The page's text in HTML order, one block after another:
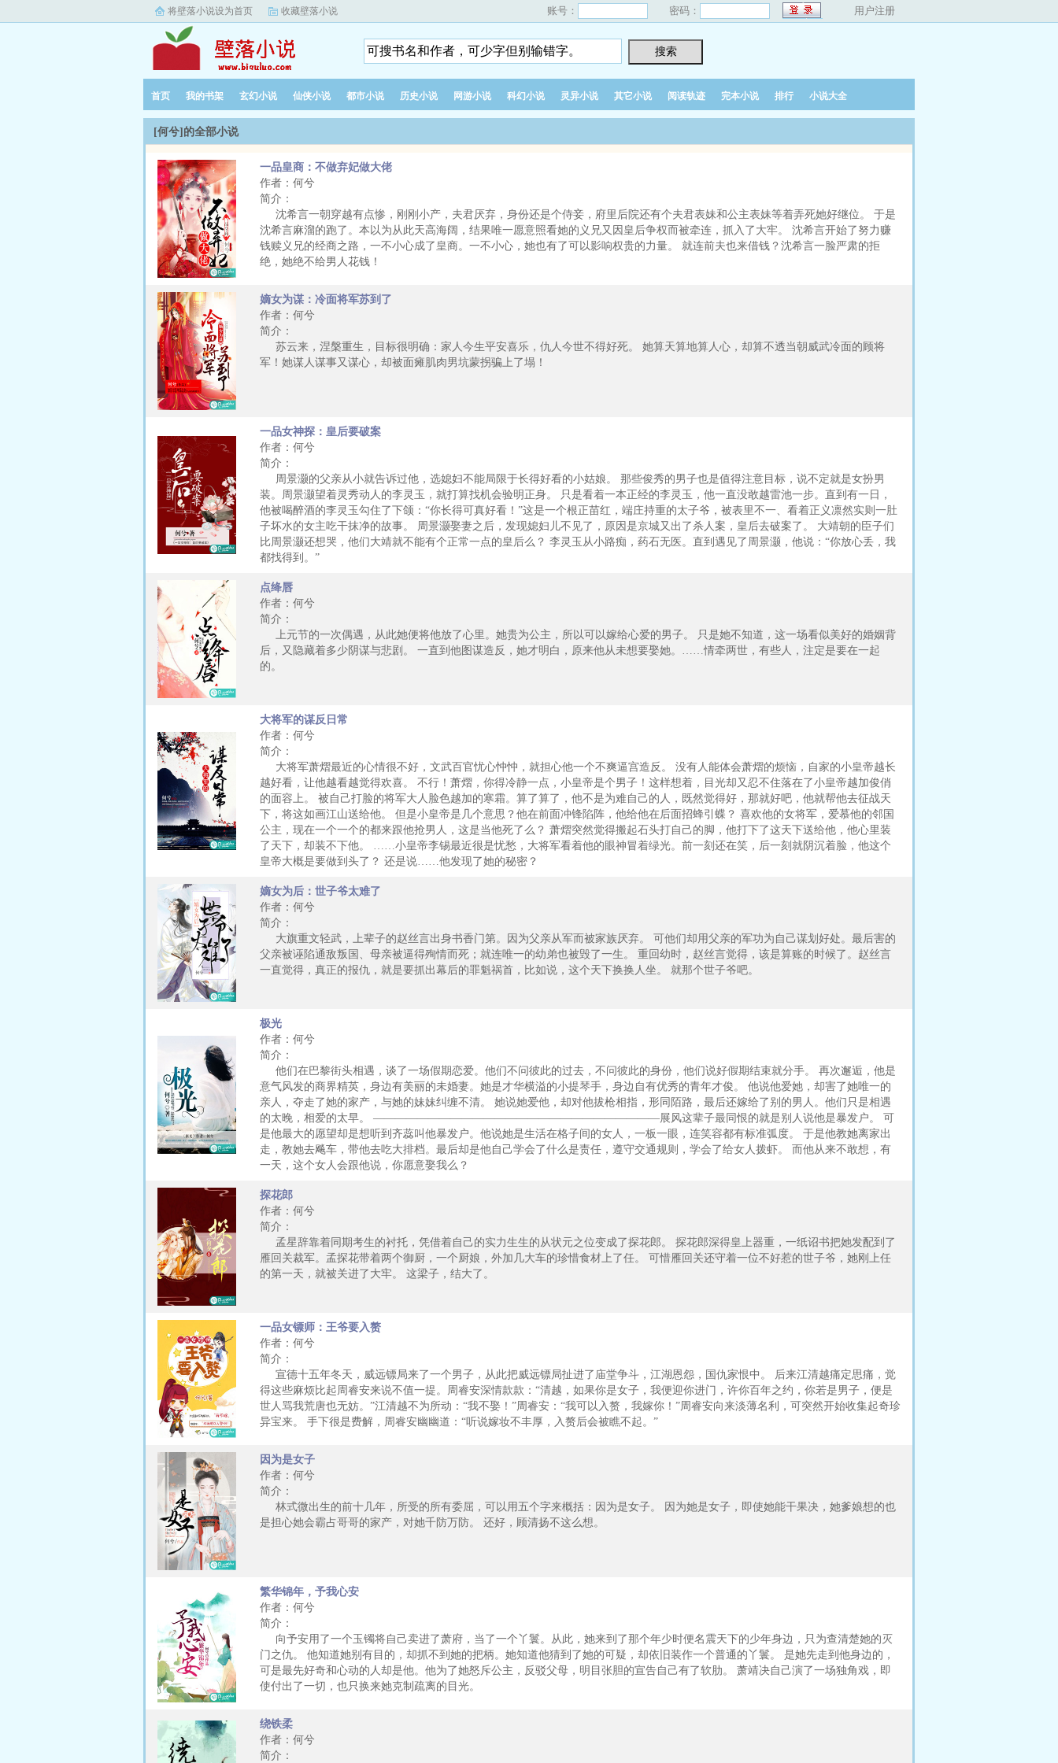
将壁落小说设为首页 收藏壁落小说 账号： 密码： 用户注册
首页 我的书架 玄幻小说 仙侠小说 都市小说 历史小说 网游小说 科幻小说 灵异小说 其它小说 阅读轨迹 完本小说 排行 小说大全
[何兮]的全部小说
一品皇商：不做弃妃做大佬
作者：何兮
简介：
沈希言一朝穿越有点惨，刚刚小产，夫君厌弃，身份还是个侍妾，府里后院还有个夫君表妹和公主表妹等着弄死她好继位。 于是
沈希言麻溜的跑了。本以为从此天高海阔，结果唯一愿意照看她的义兄又因皇后争权而被牵连，抓入了大牢。 沈希言开始了努力赚
钱赎义兄的经商之路，一不小心成了皇商。一不小心，她也有了可以影响权贵的力量。 就连前夫也来借钱？沈希言一脸严肃的拒
绝，她绝不给男人花钱！
嫡女为谋：冷面将军苏到了
作者：何兮
简介：
苏云来，涅槃重生，目标很明确：家人今生平安喜乐，仇人今世不得好死。 她算天算地算人心，却算不透当朝威武冷面的顾将
军！她谋人谋事又谋心，却被面瘫肌肉男坑蒙拐骗上了塌！
一品女神探：皇后要破案
作者：何兮
简介：
周景灏的父亲从小就告诉过他，选媳妇不能局限于长得好看的小姑娘。 那些俊秀的男子也是值得注意目标，说不定就是女扮男
装。周景灏望着灵秀动人的李灵玉，就打算找机会验明正身。 只是看着一本正经的李灵玉，他一直没敢越雷池一步。直到有一日，
他被喝醉酒的李灵玉勾住了下颌：“你长得可真好看！”这是一个根正苗红，端庄持重的太子爷，被表里不一、看着正义凛然实则一肚
子坏水的女主吃干抹净的故事。 周景灏娶妻之后，发现媳妇儿不见了，原因是京城又出了杀人案，皇后去破案了。 大靖朝的臣子们
比周景灏还想哭，他们大靖就不能有个正常一点的皇后么？ 李灵玉从小路痴，药石无医。直到遇见了周景灏，他说：“你放心丢，我
都找得到。”
点绛唇
作者：何兮
简介：
上元节的一次偶遇，从此她便将他放了心里。她贵为公主，所以可以嫁给心爱的男子。 只是她不知道，这一场看似美好的婚姻背
后，又隐藏着多少阴谋与悲剧。 一直到他图谋造反，她才明白，原来他从未想要娶她。……情牵两世，有些人，注定是要在一起
的。
大将军的谋反日常
作者：何兮
简介：
大将军萧熠最近的心情很不好，文武百官忧心忡忡，就担心他一个不爽逼宫造反。 没有人能体会萧熠的烦恼，自家的小皇帝越长
越好看，让他越看越觉得欢喜。 不行！萧熠，你得冷静一点，小皇帝是个男子！这样想着，目光却又忍不住落在了小皇帝越加俊俏
的面容上。 被自己打脸的将军大人脸色越加的寒霜。算了算了，他不是为难自己的人，既然觉得好，那就好吧，他就帮他去征战天
下，将这如画江山送给他。 但是小皇帝是几个意思？他在前面冲锋陷阵，他给他在后面招蜂引蝶？ 喜欢他的女将军，爱慕他的邻国
公主，现在一个一个的都来跟他抢男人，这是当他死了么？ 萧熠突然觉得搬起石头打自己的脚，他打下了这天下送给他，他心里装
了天下，却装不下他。 ……小皇帝李锡最近很是忧愁，大将军看着他的眼神冒着绿光。前一刻还在笑，后一刻就阴沉着脸，他这个
皇帝大概是要做到头了？ 还是说……他发现了她的秘密？
嫡女为后：世子爷太难了
作者：何兮
简介：
大旗重文轻武，上辈子的赵丝言出身书香门第。因为父亲从军而被家族厌弃。 可他们却用父亲的军功为自己谋划好处。最后害的
父亲被诬陷通敌叛国、母亲被逼得殉情而死；就连唯一的幼弟也被毁了一生。 重回幼时，赵丝言觉得，该是算账的时候了。赵丝言
一直觉得，真正的报仇，就是要抓出幕后的罪魁祸首，比如说，这个天下换换人坐。 就那个世子爷吧。
极光
作者：何兮
简介：
他们在巴黎街头相遇，谈了一场假期恋爱。他们不问彼此的过去，不问彼此的身份，他们说好假期结束就分手。 再次邂逅，他是
意气风发的商界精英，身边有美丽的未婚妻。她是才华横溢的小提琴手，身边自有优秀的青年才俊。 他说他爱她，却害了她唯一的
亲人，夺走了她的家产，与她的妹妹纠缠不清。 她说她爱他，却对他拔枪相指，形同陌路，最后还嫁给了别的男人。他们只是相遇
的太晚，相爱的太早。 ——————————————————————————展风这辈子最同恨的就是别人说他是暴发户。 可
是他最大的愿望却是想听到齐蕊叫他暴发户。他说她是生活在格子间的女人，一板一眼，连笑容都有标准弧度。 于是他教她离家出
走，教她去飚车，带他去吃大排档。最后却是他自己学会了什么是责任，遵守交通规则，学会了给女人拨虾。 而他从来不敢想，有
一天，这个女人会跟他说，你愿意娶我么？
探花郎
作者：何兮
简介：
孟星辞靠着同期考生的衬托，凭借着自己的实力生生的从状元之位变成了探花郎。 探花郎深得皇上器重，一纸诏书把她发配到了
雁回关裁军。孟探花带着两个御厨，一个厨娘，外加几大车的珍惜食材上了任。 可惜雁回关还守着一位不好惹的世子爷，她刚上任
的第一天，就被关进了大牢。 这梁子，结大了。
一品女镖师：王爷要入赘
作者：何兮
简介：
宣德十五年冬天，威远镖局来了一个男子，从此把威远镖局扯进了庙堂争斗，江湖恩怨，国仇家恨中。 后来江清越痛定思痛，觉
得这些麻烦比起周睿安来说不值一提。周睿安深情款款：“清越，如果你是女子，我便迎你进门，许你百年之约，你若是男子，便是
世人骂我荒唐也无妨。”江清越不为所动：“我不娶！”周睿安：“我可以入赘，我嫁你！”周睿安向来淡薄名利，可突然开始收集起奇珍
异宝来。 手下很是费解，周睿安幽幽道：“听说嫁妆不丰厚，入赘后会被瞧不起。”
因为是女子
作者：何兮
简介：
林式微出生的前十几年，所受的所有委屈，可以用五个字来概括：因为是女子。 因为她是女子，即使她能干果决，她爹娘想的也
是担心她会霸占哥哥的家产，对她千防万防。 还好，顾清扬不这么想。
繁华锦年，予我心安
作者：何兮
简介：
向予安用了一个玉镯将自己卖进了萧府，当了一个丫鬟。从此，她来到了那个年少时便名震天下的少年身边，只为查清楚她的灭
门之仇。 他知道她别有目的，却抓不到她的把柄。她知道他猜到了她的可疑，却依旧装作一个普通的丫鬟。 是她先走到他身边的，
可是最先好奇和心动的人却是他。他为了她怒斥公主，反驳父母，明目张胆的宣告自己有了软肋。 萧靖决自己演了一场独角戏，即
使付出了一切，也只换来她克制疏离的目光。
绕铁柔
作者：何兮
简介：